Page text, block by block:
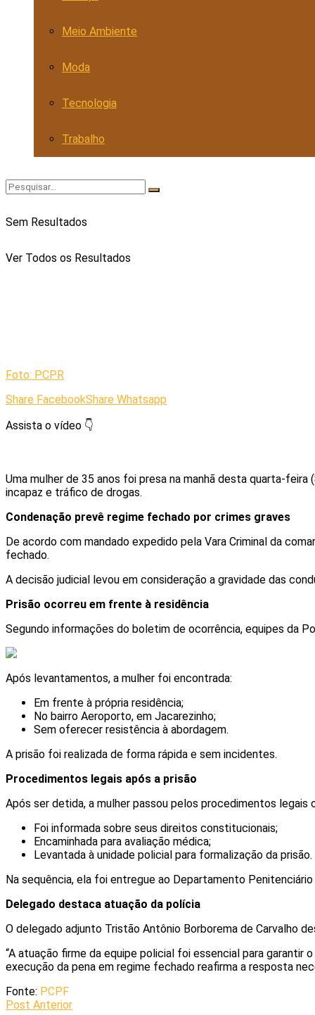
Meio Ambiente
Moda
Tecnologia
Trabalho
Sem Resultados
Ver Todos os Resultados
Foto: PCPR
Share FacebookShare Whatsapp
Assista o vídeo 👇
Uma mulher de 35 anos foi presa na manhã desta quarta-
incapaz e tráfico de drogas.
Condenação prevê regime fechado por crimes graves
De acordo com mandado expedido pela Vara Criminal da
fechado.
A decisão judicial levou em consideração a gravidade das
Prisão ocorreu em frente à residência
Segundo informações do boletim de ocorrência, equipes da
Após levantamentos, a mulher foi encontrada:
Em frente à própria residência;
No bairro Aeroporto, em Jacarezinho;
Sem oferecer resistência à abordagem.
A prisão foi realizada de forma rápida e sem incidentes.
Procedimentos legais após a prisão
Após ser detida, a mulher passou pelos procedimentos legais
Foi informada sobre seus direitos constitucionais;
Encaminhada para avaliação médica;
Levantada à unidade policial para formalização da prisão.
Na sequência, ela foi entregue ao Departamento
Delegado destaca atuação da polícia
O delegado adjunto Tristão Antônio Borborema de Carvalho
“A atuação firme da equipe policial foi essencial para garantir
execução da pena em regime fechado reafirma a resposta
Fonte: PCPF
Post Anterior